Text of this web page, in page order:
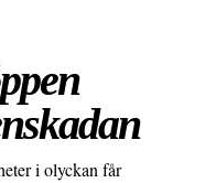
i olyckan får